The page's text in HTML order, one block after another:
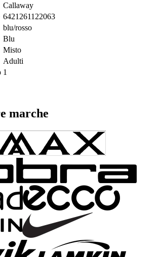
Callaway
6421261122063
blu/rosso
Blu
Misto
Adulti
1
marche